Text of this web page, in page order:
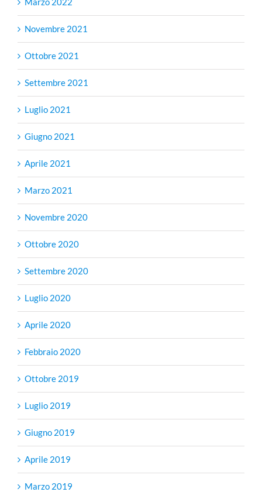
Novembre 2021
Ottobre 2021
Settembre 2021
Luglio 2021
Giugno 2021
Aprile 2021
Marzo 2021
Novembre 2020
Ottobre 2020
Settembre 2020
Luglio 2020
Aprile 2020
Febbraio 2020
Ottobre 2019
Luglio 2019
Giugno 2019
Aprile 2019
Marzo 2019